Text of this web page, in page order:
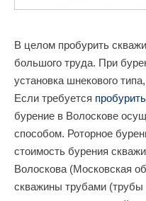
В целом пробурить
большого труда. При
установка шнекового
Если требуется
бурение в Волоскове
способом. Роторное
стоимость бурения
Волоскова (Московская
скважины трубами